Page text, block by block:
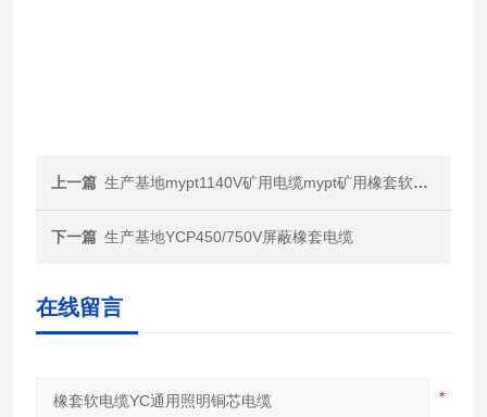
上一篇 生产基地mypt1140V矿用电缆mypt矿用橡套软电缆
下一篇 生产基地YCP450/750V屏蔽橡套电缆
在线留言